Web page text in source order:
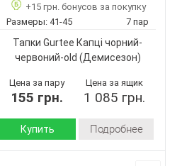
+15 грн. бонусов за покупку
Размеры: 41-45 7 пар
Тапки Gurtee Капці чорний-
червоний-old (Демисезон)
Цена за пару
155 грн.
Цена за ящик
1 085 грн.
Купить Подробнее